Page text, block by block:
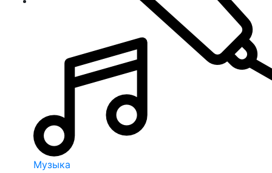
Музыка